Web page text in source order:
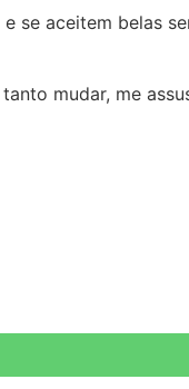
se aceitem belas
mudar, me